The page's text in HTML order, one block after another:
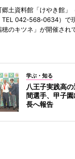
郷土資料館「けやき館」
TEL 042‐568‐0634）で
穂のキツネ」が開催され
学ぶ・知る
八王子実践高
間選手、甲子
長へ報告